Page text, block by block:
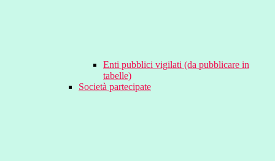
Enti pubblici vigilati (da pubblicare in
tabelle)
Società partecipate